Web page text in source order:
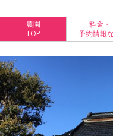
農園
TOP
料金・
予約情報